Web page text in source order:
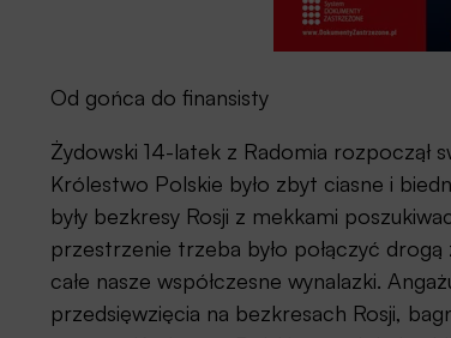
Od gońca do finansisty
Żydowski 14-latek z Radomia rozpoczął
Królestwo Polskie było zbyt ciasne i
były bezkresy Rosji z mekkami
przestrzenie trzeba było połączyć
całe nasze współczesne wynalazki.
przedsięwzięcia na bezkresach Rosji,